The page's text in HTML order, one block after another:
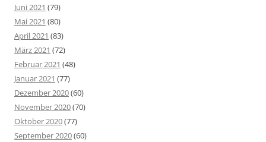
Juni 2021 (79)
Mai 2021 (80)
April 2021 (83)
März 2021 (72)
Februar 2021 (48)
Januar 2021 (77)
Dezember 2020(60)
November 2020(70)
Oktober 2020(77)
September 2020(60)